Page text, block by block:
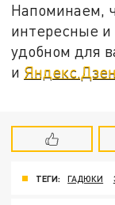
Напоминаем,
интересные
удобном для
и Яндекс.Дзен
ТЕГИ: ГАДЮКИ